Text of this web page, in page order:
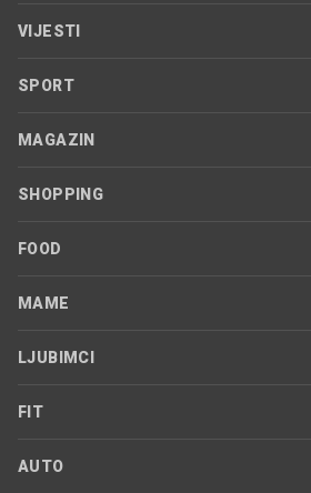
VIJESTI
SPORT
MAGAZIN
SHOPPING
FOOD
MAME
LJUBIMCI
FIT
AUTO